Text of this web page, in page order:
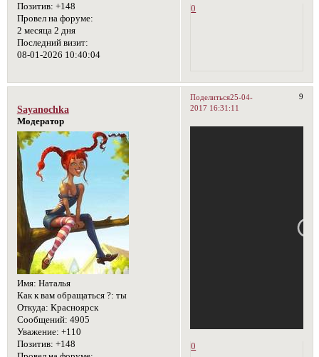
Позитив: +148
Провел на форуме:
2 месяца 2 дня
Последний визит:
08-01-2026 10:40:04
0
Поделиться 9
25-04-
2017 16:31:11
Sayanochka
Модератор
Имя: Наталья
Как к вам обращаться ?: ты
Откуда: Красноярск
Сообщений: 4905
Уважение: +110
Позитив: +148
0